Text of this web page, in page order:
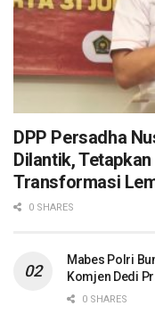
DPP Persadha
Dilantik,
Transformasi
0 SHARES
Mabes Polri
Komjen Dedi
0 SHARES